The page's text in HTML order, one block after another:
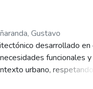
Gustavo
desarrollado en
funcionales y
urbano, respetando
el diseño